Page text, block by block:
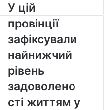
У
цій
провінції
зафіксували
найнижчий
рівень
задоволеності
життям
у
Канаді
У цій
провінції
зафіксували
найнижчий
рівень
задоволено
сті життям у